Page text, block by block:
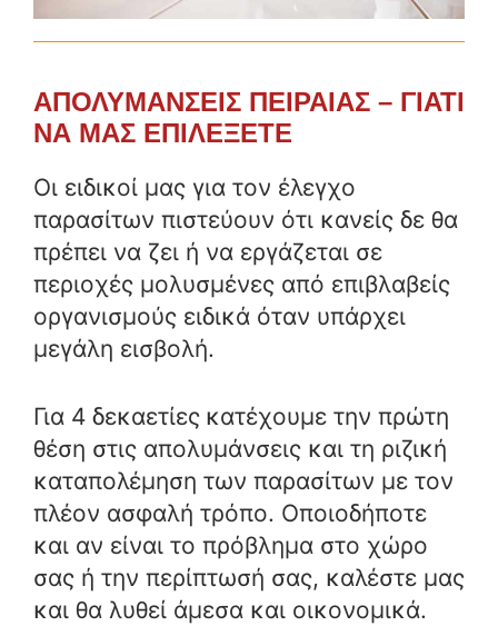
ΑΠΟΛΥΜΑΝΣΕΙΣ ΠΕΙΡΑΙΑΣ – ΓΙΑΤΙ
ΝΑ ΜΑΣ ΕΠΙΛΕΞΕΤΕ
Οι ειδικοί μας για τον έλεγχο
παρασίτων πιστεύουν ότι κανείς δε θα
πρέπει να ζει ή να εργάζεται σε
περιοχές μολυσμένες από επιβλαβείς
οργανισμούς ειδικά όταν υπάρχει
μεγάλη εισβολή.
Για 4 δεκαετίες κατέχουμε την πρώτη
θέση στις απολυμάνσεις και τη ριζική
καταπολέμηση των παρασίτων με τον
πλέον ασφαλή τρόπο. Οποιοδήποτε
και αν είναι το πρόβλημα στο χώρο
σας ή την περίπτωσή σας, καλέστε μας
και θα λυθεί άμεσα και οικονομικά.